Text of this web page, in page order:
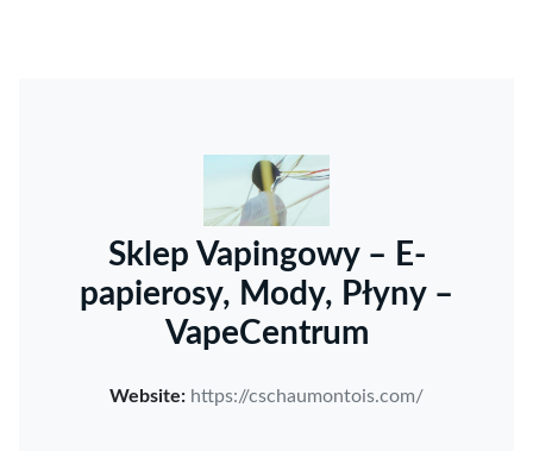
Sklep Vapingowy – E-
papierosy, Mody, Płyny –
VapeCentrum
Website: https://cschaumontois.com/